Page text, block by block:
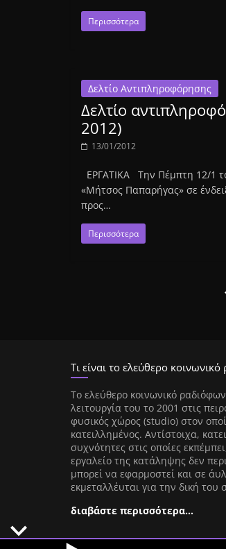
Περισσότερα
Δελτίο Αντιπληροφόρησης
Δελτίο
2012)
13/01/2012
ΕΡΓΑΤΙΚΑ Την Πέμπτη 12/1
«Μήτσος Παπαρήγας» σε
προς…
Περισσότερα
Τι είναι το ελεύθερο
Tο ελεύθερο κοινωνικό
λειτουργία του το 2001 στις
φυσικός χώρος (studio) στον
κατειλλημένος. Αντίστοιχα,
συχνότητες στις οποίες
εργαλείο της κατάληψης δεν
μπορεί να εφαρμοστεί και σε
εκμεταλλέυται για την δική του
διαβάστε περισσότερα…